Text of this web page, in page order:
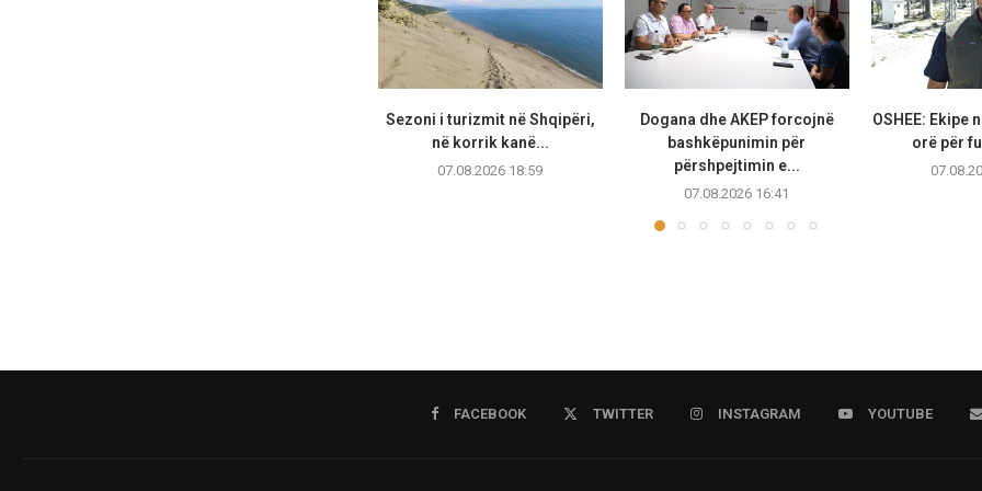
Sezoni i turizmit në Shqipëri,
në korrik kanë...
07.08.2026 18:59
Dogana dhe AKEP forcojnë
bashkëpunimin për
përshpejtimin e...
07.08.2026 16:41
OSHEE: Ekipe
orë për
FACEBOOK TWITTER INSTAGRAM YOUTUBE